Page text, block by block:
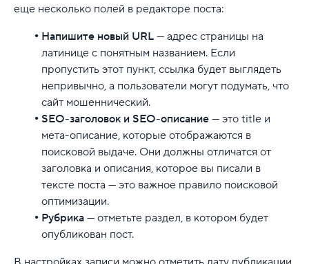
еще несколько полей в редакторе поста:
Напишите новый URL — адрес страницы на
латинице с понятным названием. Если
пропустить этот пункт, ссылка будет выглядеть
непривычно, а пользователи могут подумать, что
сайт мошеннический.
SEO-заголовок и SEO-описание — это title и
мета-описание, которые отображаются в
поисковой выдаче. Они должны отличатся от
заголовка и описания, которое вы писали в
тексте поста — это важное правило поисковой
оптимизации.
Рубрика — отметьте раздел, в котором будет
опубликован пост.